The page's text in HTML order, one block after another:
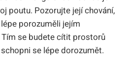
poutu. Pozorujte její chování,
porozuměli jejím
se budete⁢ cítit prostorů
se ⁤lépe dorozumět.